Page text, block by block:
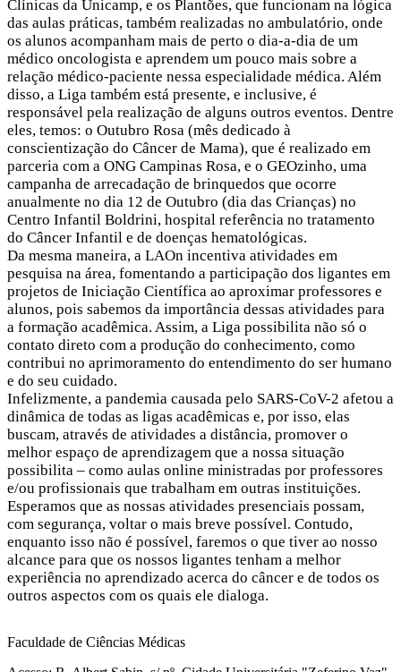
Clínicas da Unicamp, e os Plantões, que funcionam na lógica
das aulas práticas, também realizadas no ambulatório, onde
os alunos acompanham mais de perto o dia-a-dia de um
médico oncologista e aprendem um pouco mais sobre a
relação médico-paciente nessa especialidade médica. Além
disso, a Liga também está presente, e inclusive, é
responsável pela realização de alguns outros eventos. Dentre
eles, temos: o Outubro Rosa (mês dedicado à
conscientização do Câncer de Mama), que é realizado em
parceria com a ONG Campinas Rosa, e o GEOzinho, uma
campanha de arrecadação de brinquedos que ocorre
anualmente no dia 12 de Outubro (dia das Crianças) no
Centro Infantil Boldrini, hospital referência no tratamento
do Câncer Infantil e de doenças hematológicas.
Da mesma maneira, a LAOn incentiva atividades em
pesquisa na área, fomentando a participação dos ligantes em
projetos de Iniciação Científica ao aproximar professores e
alunos, pois sabemos da importância dessas atividades para
a formação acadêmica. Assim, a Liga possibilita não só o
contato direto com a produção do conhecimento, como
contribui no aprimoramento do entendimento do ser humano
e do seu cuidado.
Infelizmente, a pandemia causada pelo SARS-CoV-2 afetou a
dinâmica de todas as ligas acadêmicas e, por isso, elas
buscam, através de atividades a distância, promover o
melhor espaço de aprendizagem que a nossa situação
possibilita – como aulas online ministradas por professores
e/ou profissionais que trabalham em outras instituições.
Esperamos que as nossas atividades presenciais possam,
com segurança, voltar o mais breve possível. Contudo,
enquanto isso não é possível, faremos o que tiver ao nosso
alcance para que os nossos ligantes tenham a melhor
experiência no aprendizado acerca do câncer e de todos os
outros aspectos com os quais ele dialoga.
Faculdade de Ciências Médicas